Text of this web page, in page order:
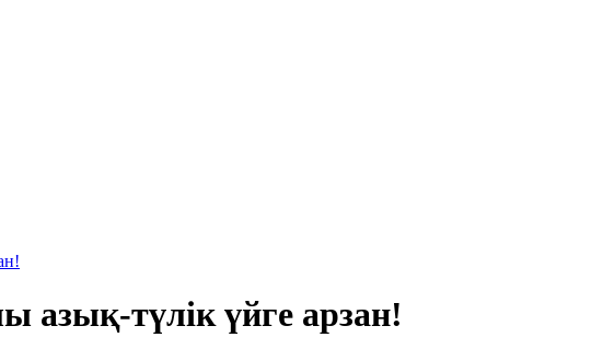
азық-түлік үйге арзан!